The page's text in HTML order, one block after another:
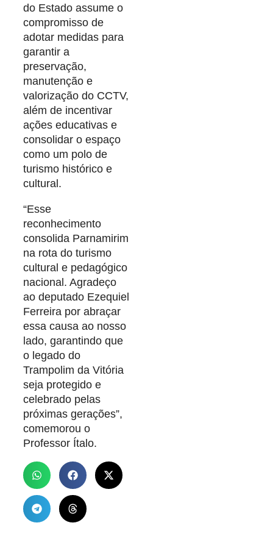
do Estado assume o
compromisso de
adotar medidas para
garantir a
preservação,
manutenção e
valorização do CCTV,
além de incentivar
ações educativas e
consolidar o espaço
como um polo de
turismo histórico e
cultural.
“Esse
reconhecimento
consolida Parnamirim
na rota do turismo
cultural e pedagógico
nacional. Agradeço
ao deputado Ezequiel
Ferreira por abraçar
essa causa ao nosso
lado, garantindo que
o legado do
Trampolim da Vitória
seja protegido e
celebrado pelas
próximas gerações”,
comemorou o
Professor Ítalo.